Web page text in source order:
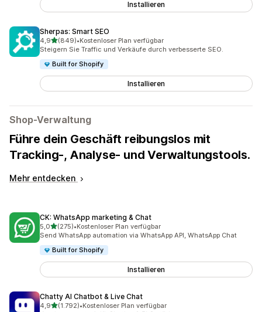
Installieren
Sherpas: Smart SEO
4,9von 5 Sternen
(849)
849 Rezensionen insgesamt
•Kostenloser Plan verfügbar
Steigern Sie Traffic und Verkäufe durch verbesserte SEO.
Built for Shopify
Installieren
Shop-Verwaltung
Führe dein Geschäft reibungslos mit
Tracking-, Analyse- und Verwaltungstools.
Mehr entdecken
CK: WhatsApp marketing & Chat
5,0von 5 Sternen
(275)
275 Rezensionen insgesamt
•Kostenloser Plan verfügbar
Send WhatsApp automation via WhatsApp API, WhatsApp Chat
Built for Shopify
Installieren
Chatty AI Chatbot & Live Chat
4,9von 5 Sternen
(1.792)
1792 Rezensionen insgesamt
•Kostenloser Plan verfügbar